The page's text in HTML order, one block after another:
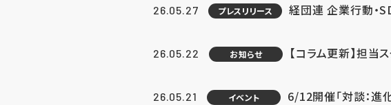
26.05.27 プレスリリース 経団連 企業行動・
26.05.22 お知らせ 【コラム更新】担当
26.05.21 イベント 6/12開催「対談：進